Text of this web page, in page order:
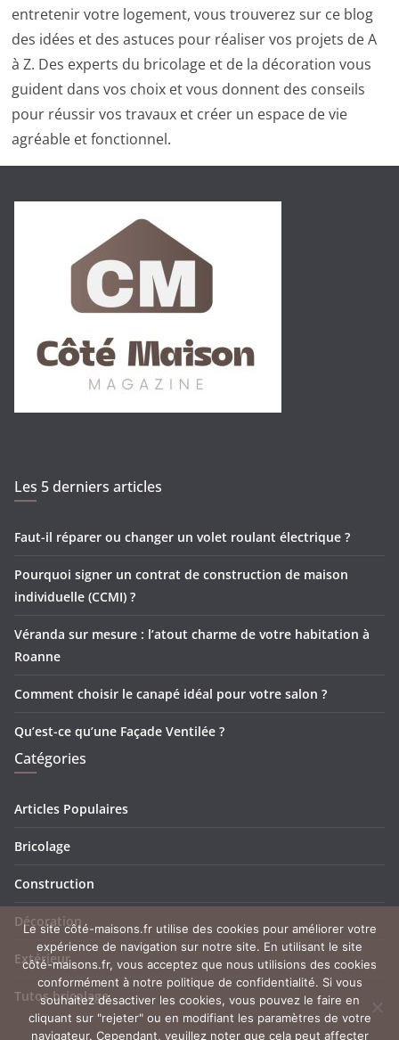
entretenir votre logement, vous trouverez sur ce blog
des idées et des astuces pour réaliser vos projets de A
à Z. Des experts du bricolage et de la décoration vous
guident dans vos choix et vous donnent des conseils
pour réussir vos travaux et créer un espace de vie
agréable et fonctionnel.
Les 5 derniers articles
Faut-il réparer ou changer un volet roulant électrique ?
Pourquoi signer un contrat de construction de maison
individuelle (CCMI) ?
Véranda sur mesure : l’atout charme de votre habitation à
Roanne
Comment choisir le canapé idéal pour votre salon ?
Qu’est-ce qu’une Façade Ventilée ?
Catégories
Articles Populaires
Bricolage
Construction
Décoration
Extérieur
Tutos bricolage
Le site côté-maisons.fr utilise des cookies pour améliorer votre
expérience de navigation sur notre site. En utilisant le site
côté-maisons.fr, vous acceptez que nous utilisions des cookies
conformément à notre politique de confidentialité. Si vous
souhaitez désactiver les cookies, vous pouvez le faire en
cliquant sur "rejeter" ou en modifiant les paramètres de votre
navigateur. Cependant, veuillez noter que cela peut affecter